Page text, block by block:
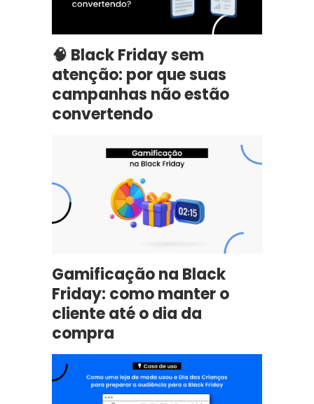
🧠 Black Friday sem
atenção: por que suas
campanhas não estão
convertendo
Gamificação na Black
Friday: como manter o
cliente até o dia da
compra